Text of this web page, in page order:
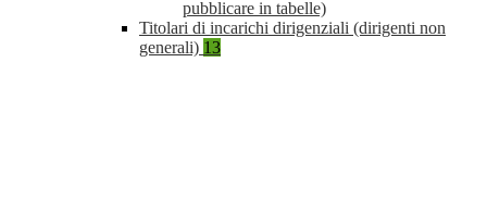
pubblicare in tabelle)
Titolari di incarichi dirigenziali (dirigenti non
generali) 13